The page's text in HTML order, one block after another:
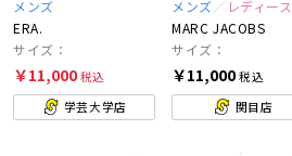
メンズ
ERA.
サイズ：
￥11,000税込
学芸大学店
メンズ
レディース
MARC JACOBS
サイズ：
￥11,000税込
関目店